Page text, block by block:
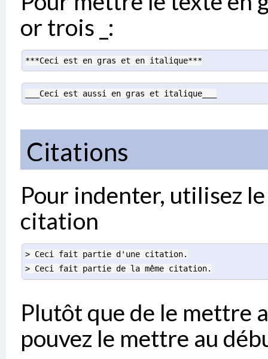
or trois _:
***Ceci est en gras et en italique***
___Ceci est aussi en gras et italique___
Citations
Pour indenter, utilisez
citation
> Ceci fait partie d'une citation.
> Ceci fait partie de la même citation.
Plutôt que de le mettre
pouvez le mettre au